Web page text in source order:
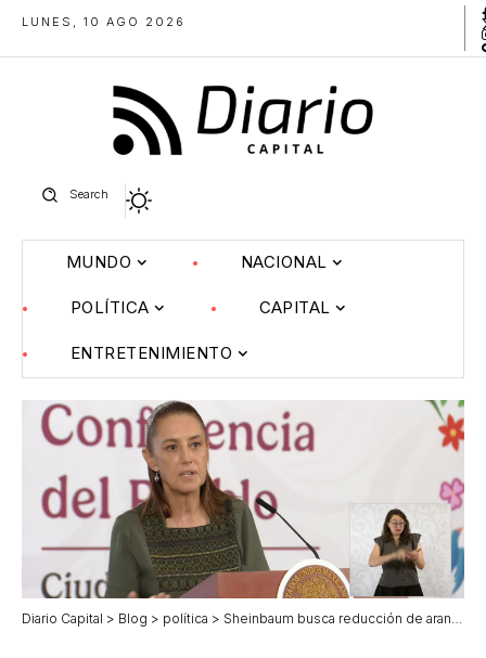
LUNES, 10 AGO 2026
Search
MUNDO NACIONAL
POLÍTICA CAPITAL
ENTRETENIMIENTO
Diario Capital > Blog > política > Sheinbaum busca reducción de aranceles en revisión del T-MEC